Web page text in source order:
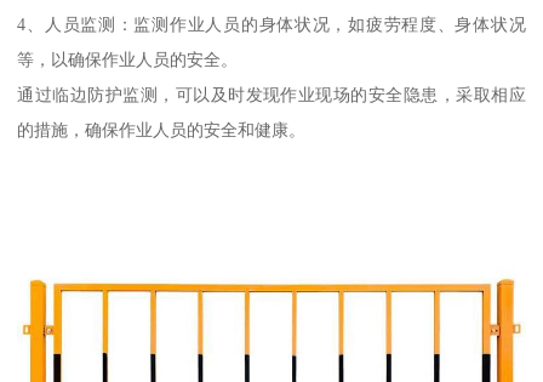
4、人员监测：监测作业人员的身体状况，如疲劳程度、身体状况
等，以确保作业人员的安全。
通过临边防护监测，可以及时发现作业现场的安全隐患，采取相应
的措施，确保作业人员的安全和健康。